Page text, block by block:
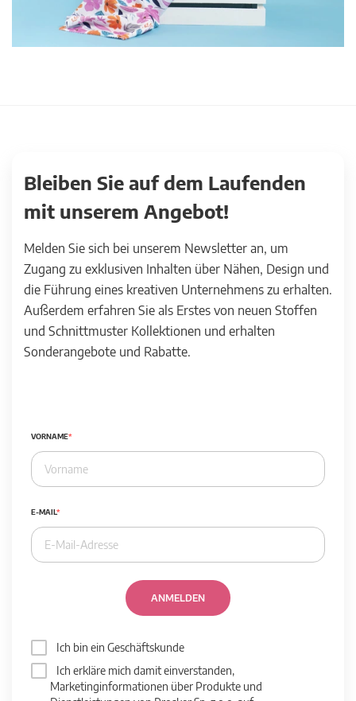
Bleiben Sie auf dem Laufenden
mit unserem Angebot!
Melden Sie sich bei unserem Newsletter an, um
Zugang zu exklusiven Inhalten über Nähen, Design und
die Führung eines kreativen Unternehmens zu erhalten.
Außerdem erfahren Sie als Erstes von neuen Stoffen
und Schnittmuster Kollektionen und erhalten
Sonderangebote und Rabatte.
VORNAME
E-MAIL
ANMELDEN
Ich bin ein Geschäftskunde
Ich erkläre mich damit einverstanden,
Marketinginformationen über Produkte und